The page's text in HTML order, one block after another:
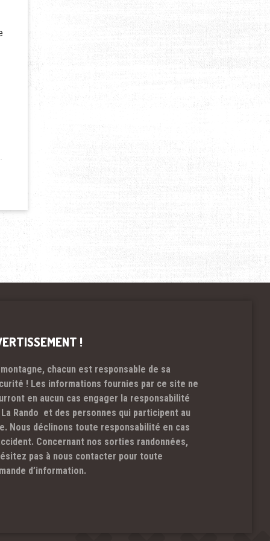
!
montagne, chacun est responsable de sa
! Les informations fournies par ce site ne
en aucun cas engager la responsabilité
Rando et des personnes qui participent au
Nous déclinons toute responsabilité en cas
Concernant nos sorties randonnées,
pas à nous contacter pour toute
d’information.